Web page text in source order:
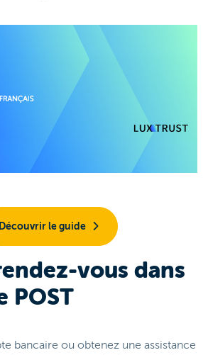
Découvrir le guide
vous dans
POST
bancaire ou obtenez une assistance